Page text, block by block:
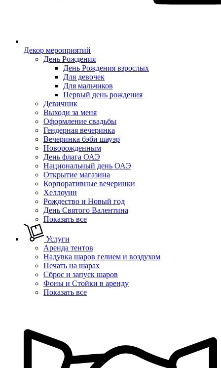
Декор мероприятий
День Рождения
День Рождения взрослых
Для девочек
Для мальчиков
Первый день рождения
Девичник
Выходи за меня
Оформление свадьбы
Гендерная вечеринка
Вечеринка бэби шауэр
Новорожденным
День флага ОАЭ
Национальный день ОАЭ
Открытие магазина
Корпоративные вечеринки
Хеллоуин
Рождество и Новый год
День Святого Валентина
Показать все
Услуги
Аренда тентов
Надувка шаров гелием и воздухом
Печать на шарах
Сброс и запуск шаров
Фоны и Стойки в аренду
Показать все